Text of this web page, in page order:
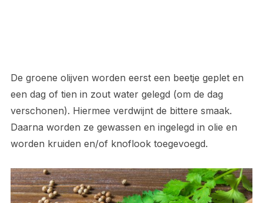
De groene olijven worden eerst een beetje geplet en
een dag of tien in zout water gelegd (om de dag
verschonen). Hiermee verdwijnt de bittere smaak.
Daarna worden ze gewassen en ingelegd in olie en
worden kruiden en/of knoflook toegevoegd.